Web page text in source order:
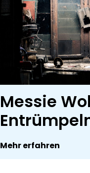
Messie
Mehr erfahren